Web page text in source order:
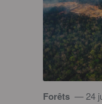
Forêts — 24